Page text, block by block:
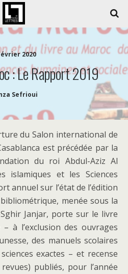
2020
: Le Rapport 2019
Sefrioui
du Salon international de
est précédée par la
du roi Abdul-Aziz Al
islamiques et les Sciences
annuel sur l’état de l’édition
menée sous la
Janjar, porte sur le livre
à l’exclusion des ouvrages
des manuels scolaires
exactes – et recense
publiés, pour l’année